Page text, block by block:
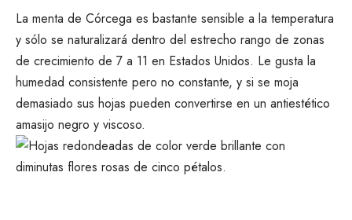
La menta de Córcega es bastante sensible a la temperatura
y sólo se naturalizará dentro del estrecho rango de zonas
de crecimiento de 7 a 11 en Estados Unidos. Le gusta la
humedad consistente pero no constante, y si se moja
demasiado sus hojas pueden convertirse en un antiestético
amasijo negro y viscoso.